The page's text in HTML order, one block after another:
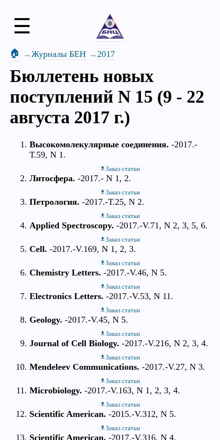
☰
🏠 Журналы БЕН 2017
Бюллетень новых
поступлений N 15 (9 - 22
августа 2017 г.)
Высокомолекулярные соединения. -2017.-
Т.59, N 1.
Заказ статьи
Литосфера. -2017.- N 1, 2.
Заказ статьи
Петрология. -2017.-Т.25, N 2.
Заказ статьи
Applied Spectroscopy. -2017.-V.71, N 2, 3, 5, 6.
Заказ статьи
Cell. -2017.-V.169, N 1, 2, 3.
Заказ статьи
Chemistry Letters. -2017.-V.46, N 5.
Заказ статьи
Electronics Letters. -2017.-V.53, N 11.
Заказ статьи
Geology. -2017.-V.45, N 5.
Заказ статьи
Journal of Cell Biology. -2017.-V.216, N 2, 3, 4.
Заказ статьи
Mendeleev Communications. -2017.-V.27, N 3.
Заказ статьи
Microbiology. -2017.-V.163, N 1, 2, 3, 4.
Заказ статьи
Scientific American. -2015.-V.312, N 5.
Заказ статьи
Scientific American. -2017.-V.316, N 4.